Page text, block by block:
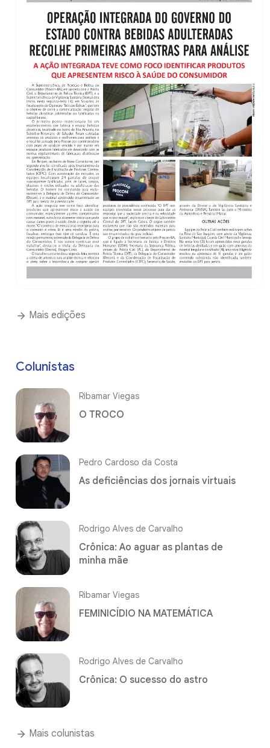
Mais edições
Colunistas
Ribamar Viegas
O TROCO
Pedro Cardoso da Costa
As deficiências dos jornais virtuais
Rodrigo Alves de Carvalho
Crônica: Ao aguar as plantas de
minha mãe
Ribamar Viegas
FEMINICÍDIO NA MATEMÁTICA
Rodrigo Alves de Carvalho
Crônica: O sucesso do astro
Mais colunistas